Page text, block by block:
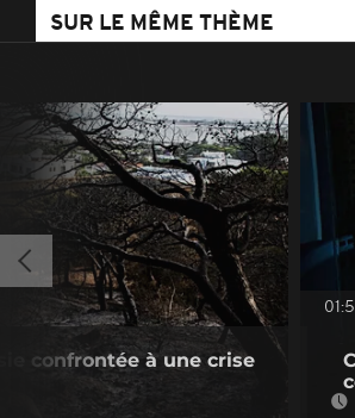
SUR LE MÊME THÈME
confrontée à une crise